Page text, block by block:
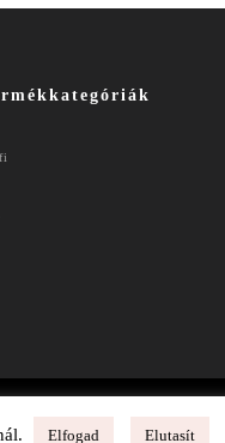
Elfogad Elutasít